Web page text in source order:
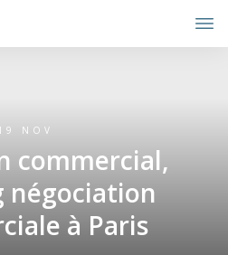
NOV
commercial,
négociation
à Paris